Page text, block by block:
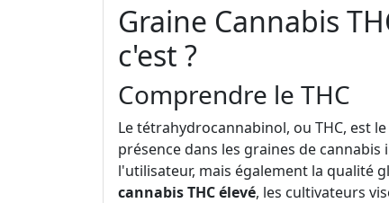
Graine Cannabis
c'est ?
Comprendre le THC
Le tétrahydrocannabinol, ou THC, est
présence dans les graines de
l'utilisateur, mais également la qualité
cannabis THC élevé, les cultivateurs